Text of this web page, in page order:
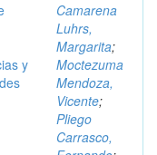
y
Camarena
Luhrs,
Margarita;
Moctezuma
Mendoza,
Vicente;
Pliego
Carrasco,